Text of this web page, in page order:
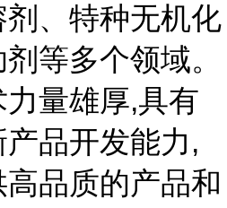
、特种无机化
等多个领域。
量雄厚,具有
品开发能力,
品质的产品和